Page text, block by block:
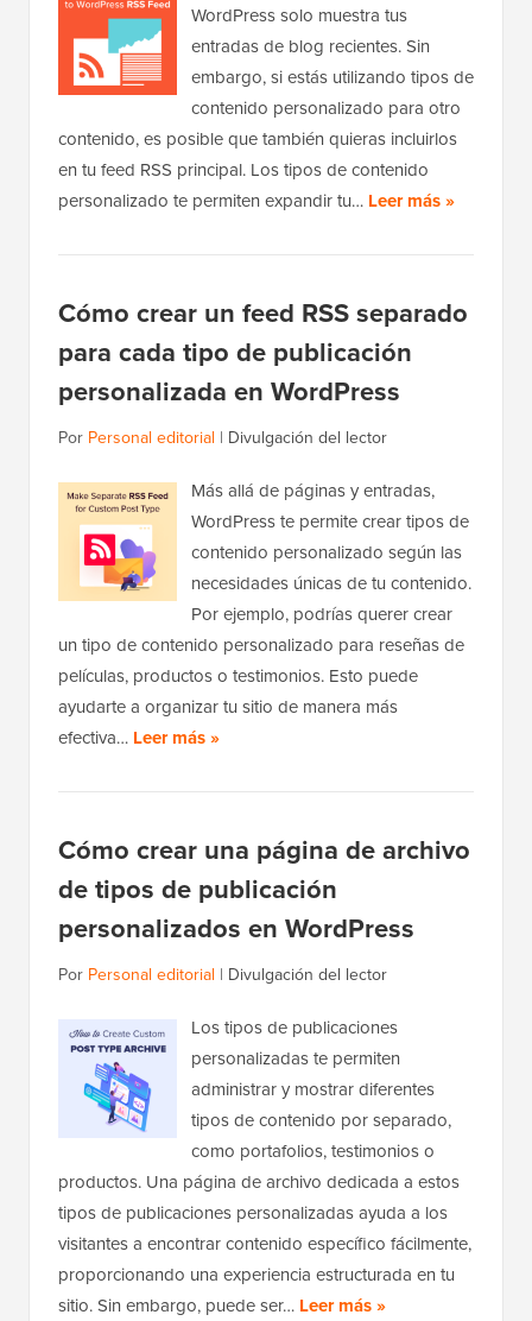
WordPress solo muestra tus
entradas de blog recientes. Sin
embargo, si estás utilizando tipos de
contenido personalizado para otro
contenido, es posible que también quieras incluirlos
en tu feed RSS principal. Los tipos de contenido
personalizado te permiten expandir tu… Leer más »
Cómo crear un feed RSS separado
para cada tipo de publicación
personalizada en WordPress
Por Personal editorial | Divulgación del lector
Más allá de páginas y entradas,
WordPress te permite crear tipos de
contenido personalizado según las
necesidades únicas de tu contenido.
Por ejemplo, podrías querer crear
un tipo de contenido personalizado para reseñas de
películas, productos o testimonios. Esto puede
ayudarte a organizar tu sitio de manera más
efectiva… Leer más »
Cómo crear una página de archivo
de tipos de publicación
personalizados en WordPress
Por Personal editorial | Divulgación del lector
Los tipos de publicaciones
personalizadas te permiten
administrar y mostrar diferentes
tipos de contenido por separado,
como portafolios, testimonios o
productos. Una página de archivo dedicada a estos
tipos de publicaciones personalizadas ayuda a los
visitantes a encontrar contenido específico fácilmente,
proporcionando una experiencia estructurada en tu
sitio. Sin embargo, puede ser… Leer más »